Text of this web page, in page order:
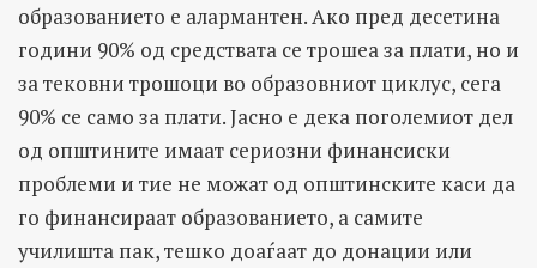
образованието е алармантен. Ако пред десетина
години 90% од средствата се трошеа за плати, но и
за тековни трошоци во образовниот циклус, сега
90% се само за плати. Јасно е дека поголемиот дел
од општините имаат сериозни финансиски
проблеми и тие не можат од општинските каси да
го финансираат образованието, а самите
училишта пак, тешко доаѓаат до донации или